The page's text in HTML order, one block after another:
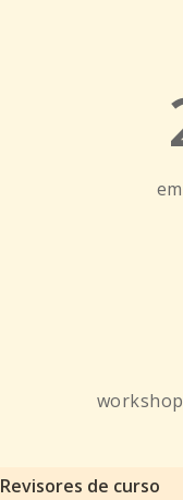
Revisores de curso